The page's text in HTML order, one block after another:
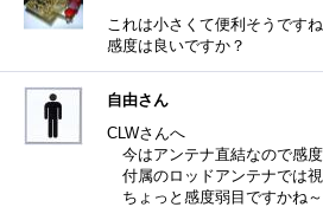
これは小さくて便利そうですね
感度は良いですか？
自由さん
CLWさんへ
今はアンテナ直結なので感
付属のロッドアンテナでは視
ちょっと感度弱目ですかね～